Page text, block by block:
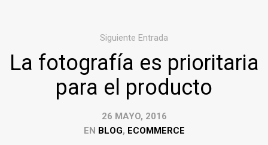
Siguiente Entrada
La fotografía es prioritaria
para el producto
26 MAYO, 2016
EN BLOG, ECOMMERCE